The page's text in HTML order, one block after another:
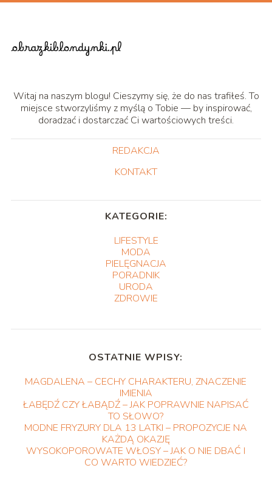
Witaj na naszym blogu! Cieszymy się, że do nas trafiłeś. To
miejsce stworzyliśmy z myślą o Tobie — by inspirować,
doradzać i dostarczać Ci wartościowych treści.
REDAKCJA
KONTAKT
KATEGORIE:
LIFESTYLE
MODA
PIELĘGNACJA
PORADNIK
URODA
ZDROWIE
OSTATNIE WPISY:
MAGDALENA – CECHY CHARAKTERU, ZNACZENIE
IMIENIA
ŁABĘDŹ CZY ŁABĄDŹ – JAK POPRAWNIE NAPISAĆ
TO SŁOWO?
MODNE FRYZURY DLA 13 LATKI – PROPOZYCJE NA
KAŻDĄ OKAZJĘ
WYSOKOPOROWATE WŁOSY – JAK O NIE DBAĆ I
CO WARTO WIEDZIEĆ?